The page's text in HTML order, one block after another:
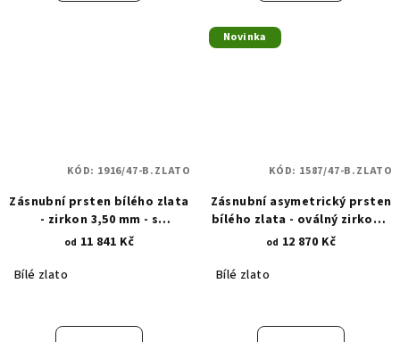
Zásnubní prsten bílého zlata
- zirkon 3,50 mm - s
ozdobnými prořezy 1916
od 11 841 Kč
Bílé zlato
KÓD: 1916/47-B.ZLATO
Novinka
Zásnubní asymetrický prsten
bílého zlata - oválný zirkon s
krapnami 4x6 mm 1587
od 12 870 Kč
Bílé zlato
KÓD: 1587/47-B.ZLATO